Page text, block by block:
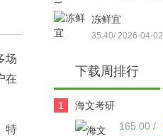
场
在
特
冻鲜宜
35.40/ 2026-04-02
下载周排行
1
海文考研
165.00 /